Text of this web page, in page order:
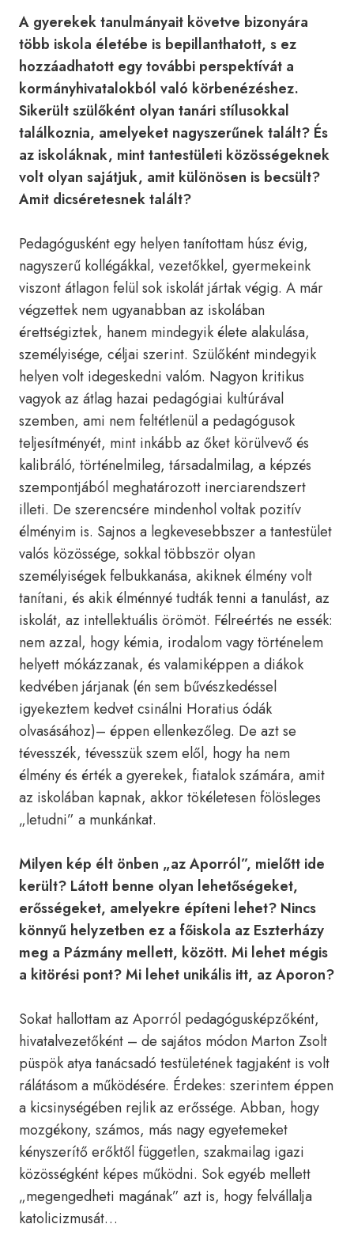
A gyerekek tanulmányait követve bizonyára
több iskola életébe is bepillanthatott, s ez
hozzáadhatott egy további perspektívát a
kormányhivatalokból való körbenézéshez.
Sikerült szülőként olyan tanári stílusokkal
találkoznia, amelyeket nagyszerűnek talált? És
az iskoláknak, mint tantestületi közösségeknek
volt olyan sajátjuk, amit különösen is becsült?
Amit dicséretesnek talált?
Pedagógusként egy helyen tanítottam húsz évig,
nagyszerű kollégákkal, vezetőkkel, gyermekeink
viszont átlagon felül sok iskolát jártak végig. A már
végzettek nem ugyanabban az iskolában
érettségiztek, hanem mindegyik élete alakulása,
személyisége, céljai szerint. Szülőként mindegyik
helyen volt idegeskedni valóm. Nagyon kritikus
vagyok az átlag hazai pedagógiai kultúrával
szemben, ami nem feltétlenül a pedagógusok
teljesítményét, mint inkább az őket körülvevő és
kalibráló, történelmileg, társadalmilag, a képzés
szempontjából meghatározott inerciarendszert
illeti. De szerencsére mindenhol voltak pozitív
élményim is. Sajnos a legkevesebbszer a tantestület
valós közössége, sokkal többször olyan
személyiségek felbukkanása, akiknek élmény volt
tanítani, és akik élménnyé tudták tenni a tanulást, az
iskolát, az intellektuális örömöt. Félreértés ne essék:
nem azzal, hogy kémia, irodalom vagy történelem
helyett mókázzanak, és valamiképpen a diákok
kedvében járjanak (én sem bűvészkedéssel
igyekeztem kedvet csinálni Horatius ódák
olvasásához)– éppen ellenkezőleg. De azt se
tévesszék, tévesszük szem elől, hogy ha nem
élmény és érték a gyerekek, fiatalok számára, amit
az iskolában kapnak, akkor tökéletesen fölösleges
„letudni” a munkánkat.
Milyen kép élt önben „az Aporról”, mielőtt ide
került? Látott benne olyan lehetőségeket,
erősségeket, amelyekre építeni lehet? Nincs
könnyű helyzetben ez a főiskola az Eszterházy
meg a Pázmány mellett, között. Mi lehet mégis
a kitörési pont? Mi lehet unikális itt, az Aporon?
Sokat hallottam az Aporról pedagógusképzőként,
hivatalvezetőként – de sajátos módon Marton Zsolt
püspök atya tanácsadó testületének tagjaként is volt
rálátásom a működésére. Érdekes: szerintem éppen
a kicsinységében rejlik az erőssége. Abban, hogy
mozgékony, számos, más nagy egyetemeket
kényszerítő erőktől független, szakmailag igazi
közösségként képes működni. Sok egyéb mellett
„megengedheti magának” azt is, hogy felvállalja
katolicizmusát…